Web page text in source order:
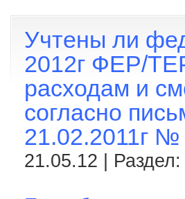
Учтены ли
2012г ФЕР/
расходам и
согласно
21.02.2011г
21.05.12 | Раздел: